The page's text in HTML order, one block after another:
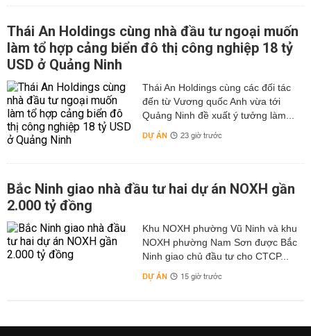
Thái An Holdings cùng nhà đầu tư ngoại muốn
làm tổ hợp cảng biển đô thị công nghiệp 18 tỷ
USD ở Quảng Ninh
Thái An Holdings cùng các đối tác
đến từ Vương quốc Anh vừa tới
Quảng Ninh đề xuất ý tưởng làm...
DỰ ÁN 23 giờ trước
Bắc Ninh giao nhà đầu tư hai dự án NOXH gần
2.000 tỷ đồng
Khu NOXH phường Vũ Ninh và khu
NOXH phường Nam Sơn được Bắc
Ninh giao chủ đầu tư cho CTCP...
DỰ ÁN 15 giờ trước